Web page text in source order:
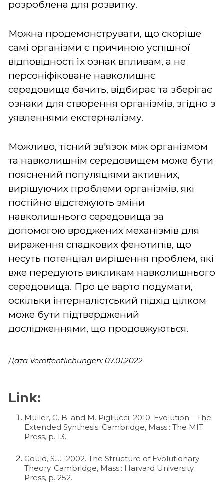
розроблена для розвитку.
Можна продемонструвати, що скоріше
самі організми є причиною успішної
відповідності їх ознак впливам, а не
персоніфіковане навколишнє
середовище бачить, відбирає та зберігає
ознаки для створення організмів, згідно з
уявленнями екстерналізму.
Можливо, тісний зв'язок між організмом
та навколишнім середовищем може бути
пояснений популяціями активних,
вирішуючих проблеми організмів, які
постійно відстежують зміни
навколишнього середовища за
допомогою вроджених механізмів для
вираження спадкових фенотипів, що
несуть потенціал вирішення проблем, які
вже передують викликам навколишнього
середовища. Про це варто подумати,
оскільки інтерналістський підхід цілком
може бути підтверджений
дослідженнями, що продовжуються.
Дата Veröffentlichungen: 07.01.2022
Link:
Muller, G. B. and M. Pigliucci. 2010. Evolution—The
Extended Synthesis. Cambridge, Mass.: The MIT
Press, p. 13.
Gould, S. J. 2002. The Structure of Evolutionary
Theory. Cambridge, Mass.: Harvard University
Press, p. 252.